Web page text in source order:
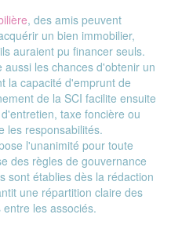
, des amis peuvent
un bien immobilier,
auraient pu financer seuls.
les chances d'obtenir un
la capacité d'emprunt de
de la SCI facilite ensuite
taxe foncière ou
les responsabilités.
l'unanimité pour toute
des règles de gouvernance
sont établies dès la rédaction
une répartition claire des
les associés.